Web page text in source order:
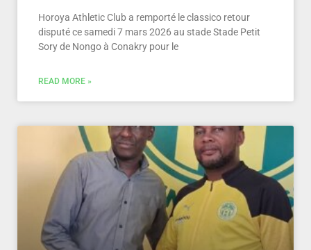
Horoya Athletic Club a remporté le classico retour
disputé ce samedi 7 mars 2026 au stade Stade Petit
Sory de Nongo à Conakry pour le
READ MORE »